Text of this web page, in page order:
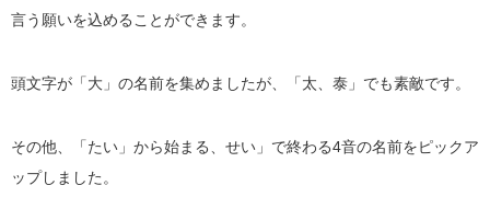
言う願いを込めることができます。
頭文字が「大」の名前を集めましたが、「太、泰」でも素敵です。
その他、「たい」から始まる、せい」で終わる4音の名前をピックア
ップしました。